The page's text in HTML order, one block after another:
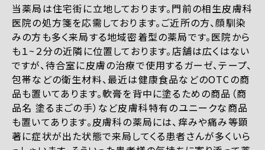
当薬局は住宅街に立地しております。門前の相生皮膚科
医院の処方箋を応需しております。ご近所の方、顔馴染
みの方も多く来局する地域密着型の薬局です。医院から
も１~２分の近隣に位置しております。店舗は広くはない
ですが、待合室に皮膚の治療で使用するガーゼ、テープ、
包帯などの衛生材料、最近は健康食品などのOTCの商
品も置いてあります。軟膏を背中に塗るための商品（商
品名 塗るまごの手）など皮膚科特有のユニークな商品
も置いてあります。皮膚科の薬局には、痒みや痛み等顕
著に症状が出た状態で来局してくる患者さんが多くいら